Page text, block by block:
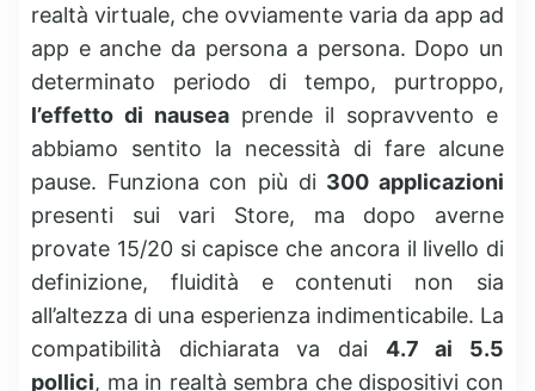
realtà virtuale, che ovviamente varia da app ad
app e anche da persona a persona. Dopo un
determinato periodo di tempo, purtroppo,
l’effetto di nausea prende il sopravvento e
abbiamo sentito la necessità di fare alcune
pause. Funziona con più di 300 applicazioni
presenti sui vari Store, ma dopo averne
provate 15/20 si capisce che ancora il livello di
definizione, fluidità e contenuti non sia
all’altezza di una esperienza indimenticabile. La
compatibilità dichiarata va dai 4.7 ai 5.5
pollici, ma in realtà sembra che dispositivi con